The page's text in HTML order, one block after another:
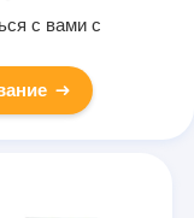
с вами с